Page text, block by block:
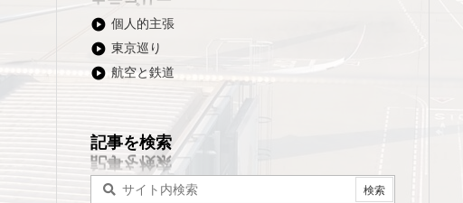
個人的主張
東京巡り
航空と鉄道
記事を検索